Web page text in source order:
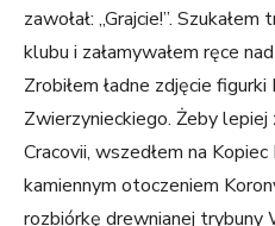
zawołał: „Grajcie!”.
klubu i załamywałem ręce
Zrobiłem ładne zdjęcie
Zwierzynieckiego. Żeby
Cracovii, wszedłem na
kamiennym otoczeniem
rozbiórkę drewnianej trybuny